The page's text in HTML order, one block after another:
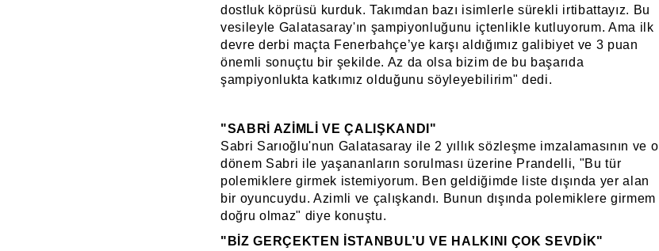
dostluk köprüsü kurduk. Takımdan bazı isimlerle sürekli irtibattayız. Bu
vesileyle Galatasaray'ın şampiyonluğunu içtenlikle kutluyorum. Ama ilk
devre derbi maçta Fenerbahçe’ye karşı aldığımız galibiyet ve 3 puan
önemli sonuçtu bir şekilde. Az da olsa bizim de bu başarıda
şampiyonlukta katkımız olduğunu söyleyebilirim" dedi.
"SABRİ AZİMLİ VE ÇALIŞKANDI"
Sabri Sarıoğlu'nun Galatasaray ile 2 yıllık sözleşme imzalamasının ve o
dönem Sabri ile yaşananların sorulması üzerine Prandelli, "Bu tür
polemiklere girmek istemiyorum. Ben geldiğimde liste dışında yer alan
bir oyuncuydu. Azimli ve çalışkandı. Bunun dışında polemiklere girmem
doğru olmaz" diye konuştu.
"BİZ GERÇEKTEN İSTANBUL’U VE HALKINI ÇOK SEVDİK"